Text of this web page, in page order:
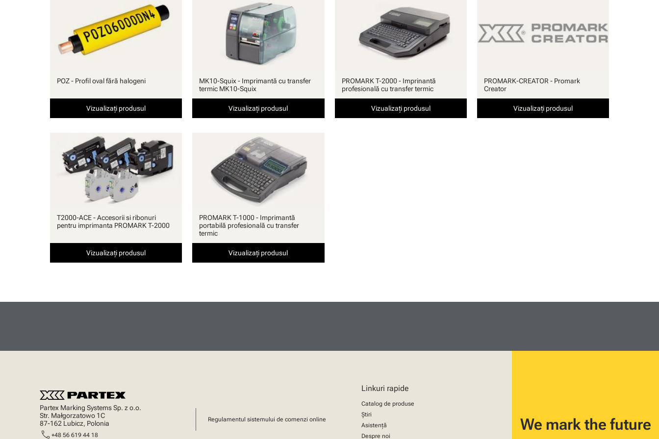
POZ - Profil oval fără halogeni
Vizualizați produsul
MK10-Squix - Imprimantă cu transfer
termic MK10-Squix
Vizualizați produsul
PROMARK T-2000 - Imprinantă
profesională cu transfer termic
Vizualizați produsul
PROMARK-CREATOR - Promark
Creator
Vizualizați produsul
T2000-ACE - Accesorii si ribonuri
pentru imprimanta PROMARK T-2000
Vizualizați produsul
PROMARK T-1000 - Imprimantă
portabilă profesională cu transfer
termic
Vizualizați produsul
Partex Marking Systems Sp. z o.o.
Str. Małgorzatowo 1C
87-162 Lubicz, Polonia
call +48 56 619 44 18
Regulamentul sistemului de comenzi online
Linkuri rapide
Catalog de produse
Știri
Asistență
Despre noi
We mark the future